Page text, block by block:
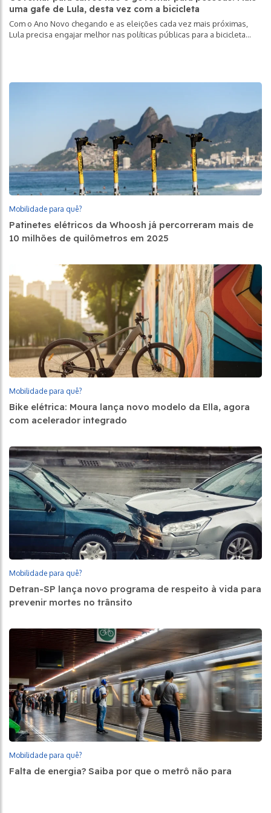
uma gafe de Lula, desta vez com a bicicleta
Com o Ano Novo chegando e as eleições cada vez mais próximas,
Lula precisa engajar melhor nas políticas públicas para a bicicleta
Mobilidade para quê?
Patinetes elétricos da Whoosh já percorreram mais de
10 milhões de quilômetros em 2025
Mobilidade para quê?
Bike elétrica: Moura lança novo modelo da Ella, agora
com acelerador integrado
Mobilidade para quê?
Detran-SP lança novo programa de respeito à vida para
prevenir mortes no trânsito
Mobilidade para quê?
Falta de energia? Saiba por que o metrô não para